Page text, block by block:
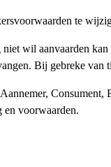
te
wil aanvaarden
Bij gebreke van
en voorwaarden.